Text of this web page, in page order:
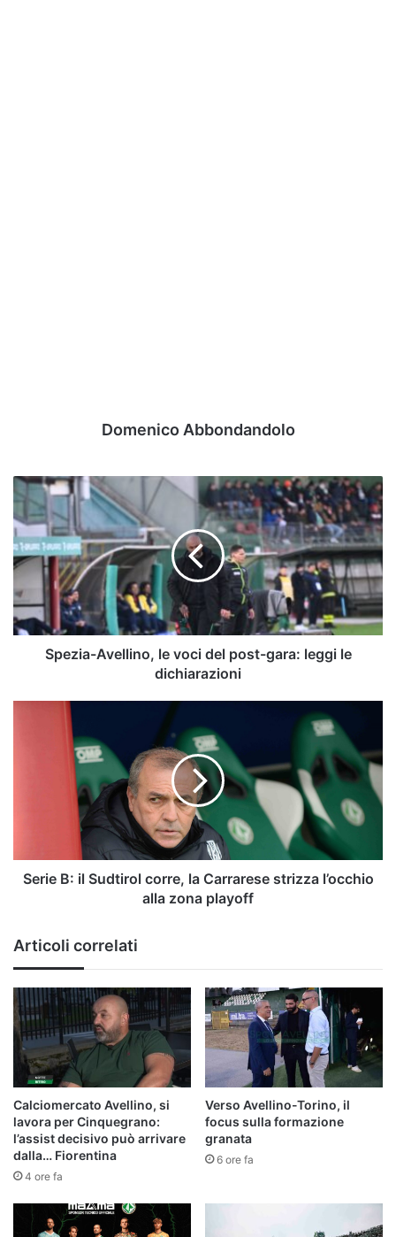
Domenico Abbondandolo
Spezia-
Avellino,
le
voci
del
post-
gara:
leggi
le
dichiarazioni
Spezia-Avellino, le voci del post-gara: leggi le
dichiarazioni
l’occhio
allaSerie B: il Sudtirol corre, la Carrarese strizza l’occhio
alla zona playoff
Articoli correlati
Calciomercato Avellino, si
lavora per Cinquegrano:
l’assist decisivo può arrivare
dalla… Fiorentina
4 ore fa
Verso Avellino-Torino, il
focus sulla formazione
granata
6 ore fa